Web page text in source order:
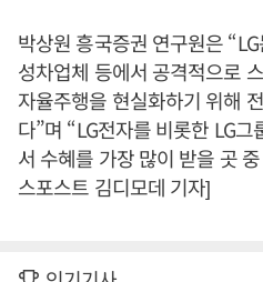
박상원 흥국증권 연구원은
성차업체 등에서 공격적으로
자율주행을 현실화하기 위해
다”며 “LG전자를 비롯한 LG
서 수혜를 가장 많이 받을 곳
스포스트 김디모데 기자]